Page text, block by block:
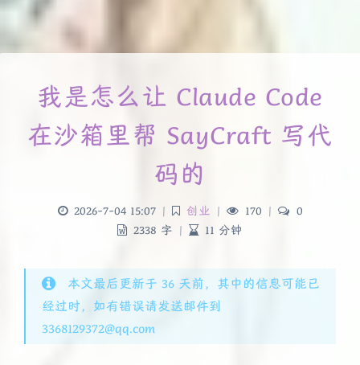
我是怎么让 Claude Code
在沙箱里帮 SayCraft 写代
码的
2026-7-04 15:07 | 创业 | 170 |
0
2338 字 | 11 分钟
本文最后更新于 36 天前，其中的信息可能已
经过时，如有错误请发送邮件到
3368129372@qq.com